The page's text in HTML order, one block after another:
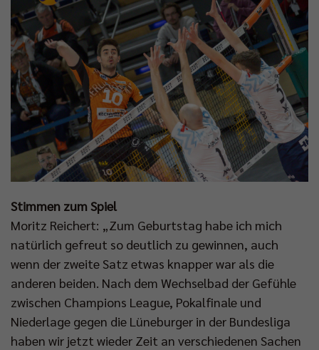
Stimmen zum Spiel
Moritz Reichert: „Zum Geburtstag habe ich mich
natürlich gefreut so deutlich zu gewinnen, auch
wenn der zweite Satz etwas knapper war als die
anderen beiden. Nach dem Wechselbad der Gefühle
zwischen Champions League, Pokalfinale und
Niederlage gegen die Lüneburger in der Bundesliga
haben wir jetzt wieder Zeit an verschiedenen Sachen